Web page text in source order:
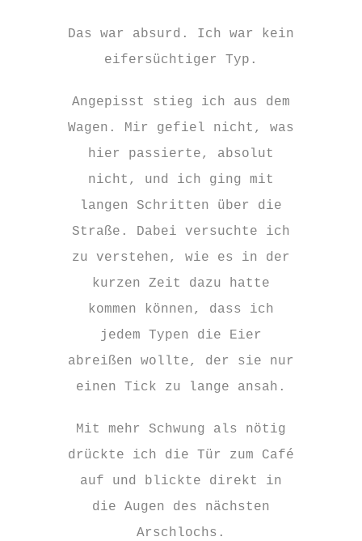
Das war absurd. Ich war kein
eifersüchtiger Typ.
Angepisst stieg ich aus dem
Wagen. Mir gefiel nicht, was
hier passierte, absolut
nicht, und ich ging mit
langen Schritten über die
Straße. Dabei versuchte ich
zu verstehen, wie es in der
kurzen Zeit dazu hatte
kommen können, dass ich
jedem Typen die Eier
abreißen wollte, der sie nur
einen Tick zu lange ansah.
Mit mehr Schwung als nötig
drückte ich die Tür zum Café
auf und blickte direkt in
die Augen des nächsten
Arschlochs.